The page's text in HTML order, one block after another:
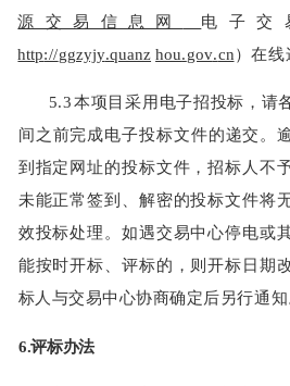
源交易信息网
电子交
http://ggzyjy.quanz hou.gov.cn）在线
5.3本项目采用电子招投标，请
间之前完成电子投标文件的递交。
到指定网址的投标文件，招标人不
未能正常签到、解密的投标文件将
效投标处理。如遇交易中心停电或
能按时开标、评标的，则开标日期
标人与交易中心协商确定后另行通知
6.评标办法